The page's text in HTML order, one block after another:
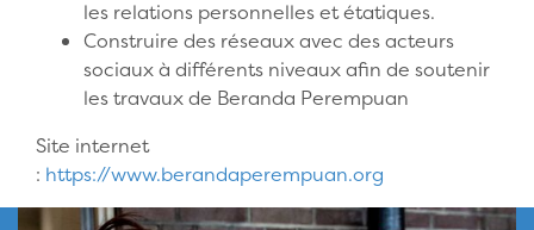
les relations personnelles et étatiques.
Construire des réseaux avec des acteurs
sociaux à différents niveaux afin de soutenir
les travaux de Beranda Perempuan
Site internet
: https://www.berandaperempuan.org